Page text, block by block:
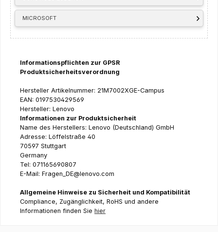
MICROSOFT
Informationspflichten zur GPSR
Produktsicherheitsverordnung
Hersteller Artikelnummer: 21M7002XGE-Campus
EAN: 0197530429569
Hersteller: Lenovo
Informationen zur Produktsicherheit
Name des Herstellers: Lenovo (Deutschland) GmbH
Adresse: Löffelstraße 40
70597 Stuttgart
Germany
Tel: 071165690807
E-Mail: Fragen_DE@lenovo.com
Allgemeine Hinweise zu Sicherheit und Kompatibilität
Compliance, Zugänglichkeit, RoHS und andere
Informationen finden Sie hier